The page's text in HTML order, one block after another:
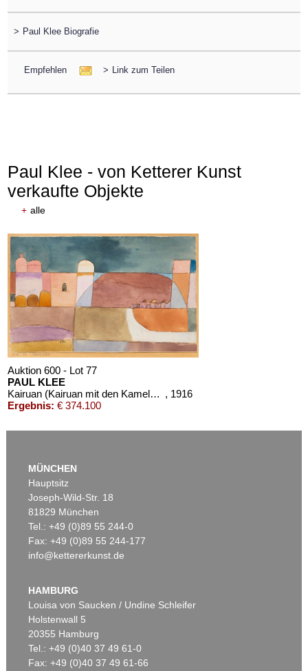
> Paul Klee Biografie
Empfehlen > Link zum Teilen
Paul Klee - von Ketterer Kunst
verkaufte Objekte
+ alle
Auktion 600 - Lot 77
PAUL KLEE
Kairuan (Kairuan mit den Kamelen und dem Esel) , 1916
Ergebnis: € 374.100
Auktion 406 - Lot 79
Ergebnis:€ 268.400
MÜNCHEN
Hauptsitz
Joseph-Wild-Str. 18
81829 München
Tel.: +49 (0)89 55 244-0
Fax: +49 (0)89 55 244-177
info@kettererkunst.de
HAMBURG
Louisa von Saucken / Undine Schleifer
Holstenwall 5
20355 Hamburg
Tel.: +49 (0)40 37 49 61-0
Fax: +49 (0)40 37 49 61-66